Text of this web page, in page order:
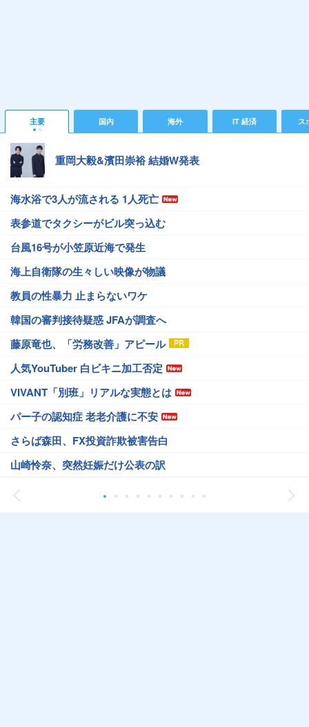
主要 国内 海外 IT 経済 ス
重岡大毅&濱田崇裕 結婚W発表
海水浴で3人が流される 1人死亡
表参道でタクシーがビル突っ込む
台風16号が小笠原近海で発生
海上自衛隊の生々しい映像が物議
教員の性暴力 止まらないワケ
韓国の審判接待疑惑 JFAが調査へ
藤原竜也、「労務改善」アピール
人気YouTuber 白ビキニ加工否定
VIVANT「別班」リアルな実態とは
パー子の認知症 老老介護に不安
さらば森田、FX投資詐欺被害告白
山崎怜奈、突然妊娠だけ公表の訳